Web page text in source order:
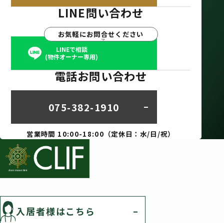
LINE問い合わせ
お気軽にお問合せください
LINEで相談
(物件オーナー専用)
電話お問い合わせ
075-382-1910
営業時間 10:00-18:00（定休日：水/日/祝）
入居者様はこちら